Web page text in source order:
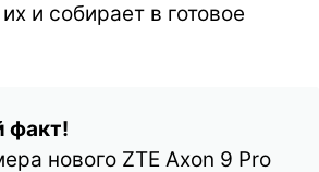
и собирает в готовое
факт!
нового ZTE Аxon 9 Pro